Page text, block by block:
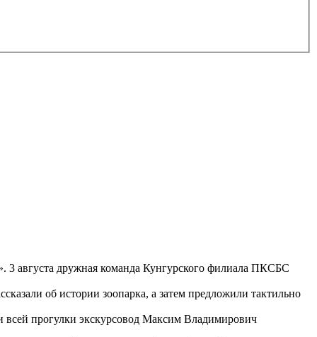
3 августа дружная команда Кунгурского филиала ПКСБС
об истории зоопарка, а затем предложили тактильно
всей прогулки экскурсовод Максим Владимирович